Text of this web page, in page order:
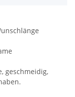
geschmeidig,